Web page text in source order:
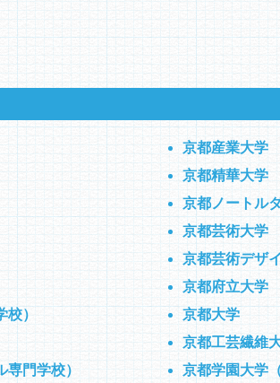
京都産業大学
京都精華大学
京都ノートル
京都芸術大学
京都芸術デザ
京都府立大学
）
京都大学
京都工芸繊維
門学校）
京都学園大学